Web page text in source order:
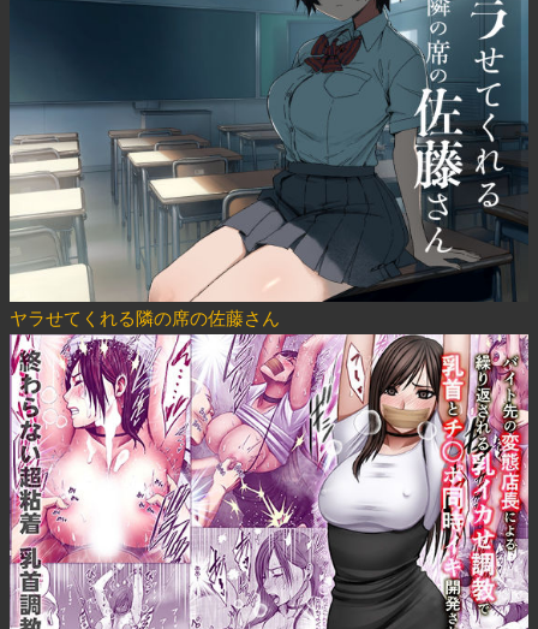
ヤラせてくれる隣の席の佐藤さん